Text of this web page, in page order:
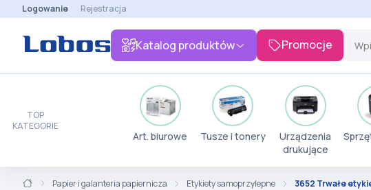
Logowanie Rejestracja
Katalog produktów Promocje
TOP
KATEGORIE
Art. biurowe Tusze i tonery
Urządzenia
drukujące
Papier i galanteria papiernicza Etykiety samoprzylepne 3652 Trwałe